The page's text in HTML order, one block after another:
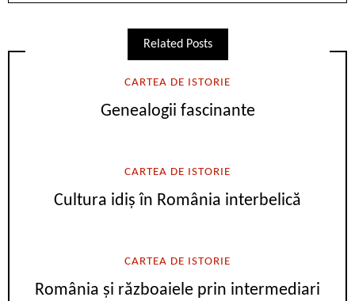
Related Posts
CARTEA DE ISTORIE
Genealogii fascinante
CARTEA DE ISTORIE
Cultura idiș în România interbelică
CARTEA DE ISTORIE
România și războaiele prin intermediari